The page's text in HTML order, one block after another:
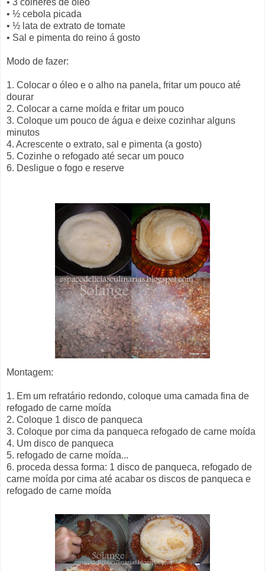
• 3 colheres de óleo
• ½ cebola picada
• ½ lata de extrato de tomate
• Sal e pimenta do reino á gosto
Modo de fazer:
1. Colocar o óleo e o alho na panela, fritar um pouco até
dourar
2. Colocar a carne moída e fritar um pouco
3. Coloque um pouco de água e deixe cozinhar alguns
minutos
4. Acrescente o extrato, sal e pimenta (a gosto)
5. Cozinhe o refogado até secar um pouco
6. Desligue o fogo e reserve
Montagem:
1. Em um refratário redondo, coloque uma camada fina de
refogado de carne moída
2. Coloque 1 disco de panqueca
3. Coloque por cima da panqueca refogado de carne moída
4. Um disco de panqueca
5. refogado de carne moída...
6. proceda dessa forma: 1 disco de panqueca, refogado de
carne moída por cima até acabar os discos de panqueca e
refogado de carne moída